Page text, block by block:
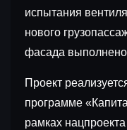
испытания
нового
фасада
Проект
программе
рамках